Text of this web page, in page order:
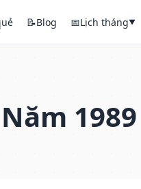
📝Blog 📅Lịch tháng▼
1989